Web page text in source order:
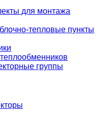
для монтажа
тепловые пункты
группы